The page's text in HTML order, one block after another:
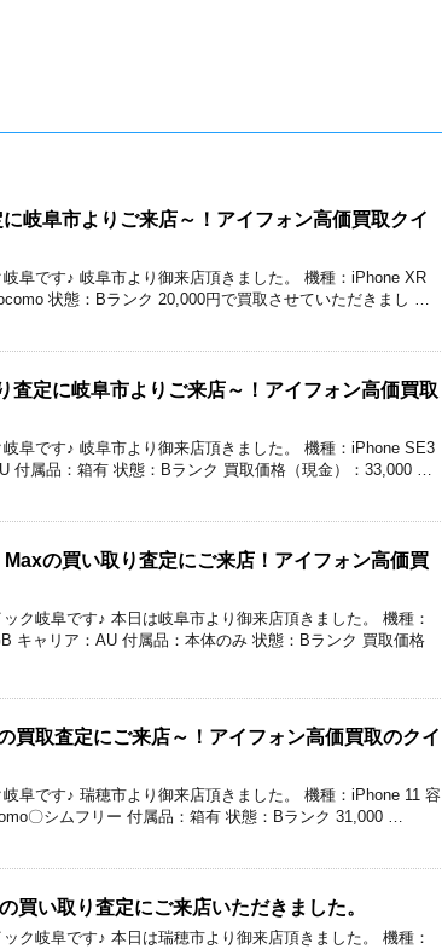
岐阜市よりご来店～！アイフォン高価買取クイ
阜です♪ 岐阜市より御来店頂きました。 機種：iPhone XR
状態：Bランク 20,000円で買取させていただきまし …
査定に岐阜市よりご来店～！アイフォン高価買取
阜です♪ 岐阜市より御来店頂きました。 機種：iPhone SE3
付属品：箱有 状態：Bランク 買取価格（現金）：33,000 …
の買い取り査定にご来店！アイフォン高価買
ク岐阜です♪ 本日は岐阜市より御来店頂きました。 機種：
キャリア：AU 付属品：本体のみ 状態：Bランク 買取価格
買取査定にご来店～！アイフォン高価買取のクイ
阜です♪ 瑞穂市より御来店頂きました。 機種：iPhone 11 容
〇シムフリー 付属品：箱有 状態：Bランク 31,000 …
買い取り査定にご来店いただきました。
ク岐阜です♪ 本日は瑞穂市より御来店頂きました。 機種：